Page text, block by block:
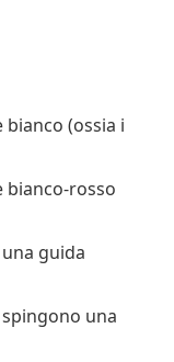
(ossia i
bianco-rosso
guida
una